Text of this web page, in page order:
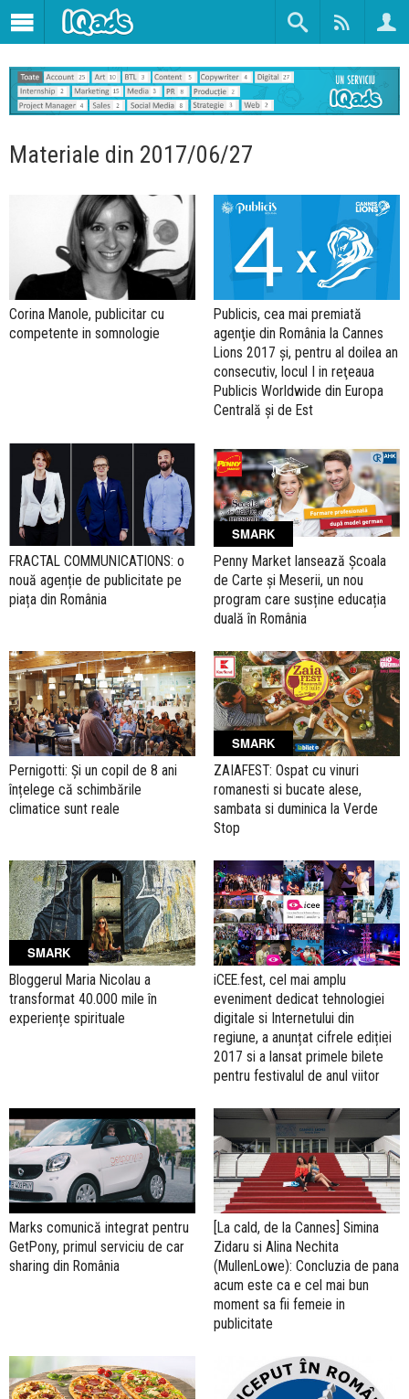
Materiale din 2017/06/27
Corina Manole, publicitar cu
competente in somnologie
Publicis, cea mai premiată
agenţie din România la Cannes
Lions 2017 şi, pentru al doilea an
consecutiv, locul I in reţeaua
Publicis Worldwide din Europa
Centrală şi de Est
FRACTAL COMMUNICATIONS: o
nouă agenție de publicitate pe
piața din România
SMARK
Penny Market lansează Școala
de Carte și Meserii, un nou
program care susține educația
duală în România
Pernigotti: Și un copil de 8 ani
înțelege că schimbările
climatice sunt reale
SMARK
ZAIAFEST: Ospat cu vinuri
romanesti si bucate alese,
sambata si duminica la Verde
Stop
SMARK
Bloggerul Maria Nicolau a
transformat 40.000 mile în
experiențe spirituale
iCEE.fest, cel mai amplu
eveniment dedicat tehnologiei
digitale si Internetului din
regiune, a anunțat cifrele ediției
2017 si a lansat primele bilete
pentru festivalul de anul viitor
Marks comunică integrat pentru
GetPony, primul serviciu de car
sharing din România
[La cald, de la Cannes] Simina
Zidaru si Alina Nechita
(MullenLowe): Concluzia de pana
acum este ca e cel mai bun
moment sa fii femeie in
publicitate